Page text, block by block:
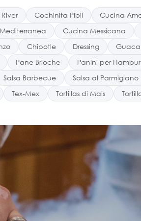
Cochinita Pibil Cucina
Cucina Messicana
Chipotle Dressing
Pane Brioche Panini per
Salsa Barbecue Salsa al Parmigiano
Tex-Mex Tortillas di Mais